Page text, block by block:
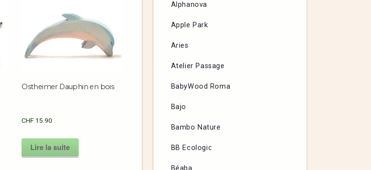
Ostheimer Dauphin en bois
CHF 15.90
Lire la suite
Alphanova
Apple Park
Aries
Atelier Passage
BabyWood Roma
Bajo
Bambo Nature
BB Ecologic
Béaba